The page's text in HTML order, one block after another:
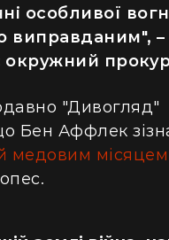
особливої
виправданим", –
окружний
"Дивогляд"
Бен Аффлек
медовим місяцем